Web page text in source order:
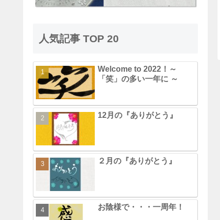
人気記事 TOP 20
Welcome to 2022！～
「笑」の多い一年に ～
12月の『ありがとう』
２月の『ありがとう』
お陰様で・・・一周年！